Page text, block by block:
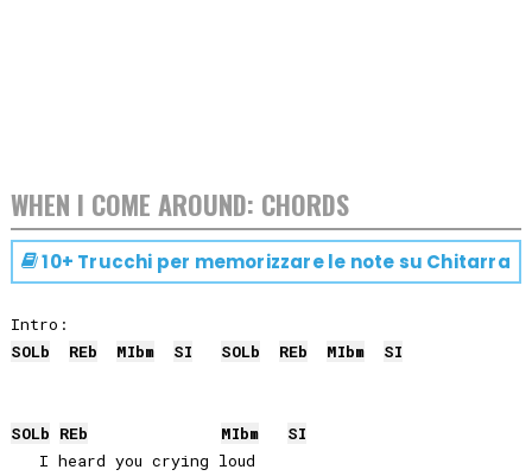
WHEN I COME AROUND: CHORDS
10+ Trucchi per memorizzare le note su Chitarra
SOLb
REb MIbm SI SOLb REb MIbm SI
SOLb REb MIbm
SI